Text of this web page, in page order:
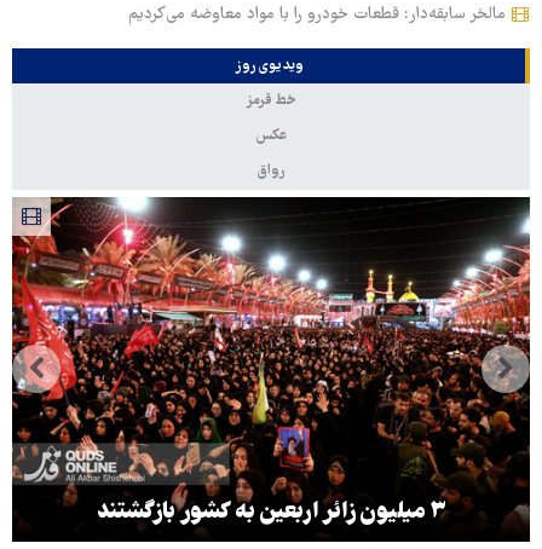
مالخر سابقه‌دار: قطعات خودرو را با مواد معاوضه می‌کردیم
ویدیوی روز
خط قرمز
عکس
رواق
۳ میلیون زائر اربعین به کشور بازگشتند